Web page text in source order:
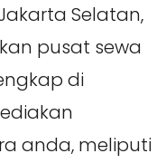
Selatan,
pusat sewa
di
anda, meliputi